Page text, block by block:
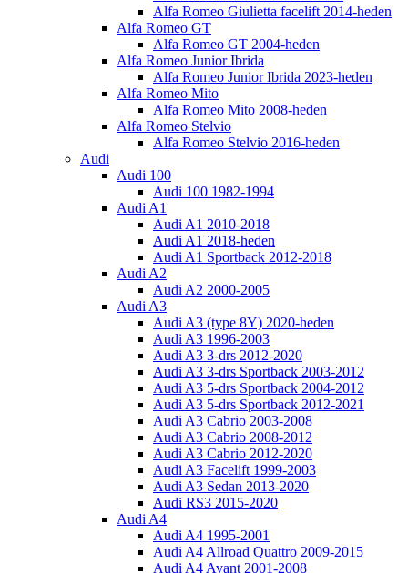
Alfa Romeo Giulietta facelift 2014-heden
Alfa Romeo GT
Alfa Romeo GT 2004-heden
Alfa Romeo Junior Ibrida
Alfa Romeo Junior Ibrida 2023-heden
Alfa Romeo Mito
Alfa Romeo Mito 2008-heden
Alfa Romeo Stelvio
Alfa Romeo Stelvio 2016-heden
Audi
Audi 100
Audi 100 1982-1994
Audi A1
Audi A1 2010-2018
Audi A1 2018-heden
Audi A1 Sportback 2012-2018
Audi A2
Audi A2 2000-2005
Audi A3
Audi A3 (type 8Y) 2020-heden
Audi A3 1996-2003
Audi A3 3-drs 2012-2020
Audi A3 3-drs Sportback 2003-2012
Audi A3 5-drs Sportback 2004-2012
Audi A3 5-drs Sportback 2012-2021
Audi A3 Cabrio 2003-2008
Audi A3 Cabrio 2008-2012
Audi A3 Cabrio 2012-2020
Audi A3 Facelift 1999-2003
Audi A3 Sedan 2013-2020
Audi RS3 2015-2020
Audi A4
Audi A4 1995-2001
Audi A4 Allroad Quattro 2009-2015
Audi A4 Avant 2001-2008